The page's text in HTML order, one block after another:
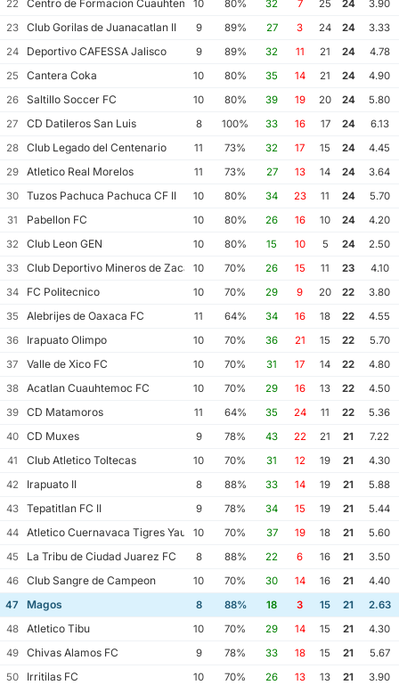
22 Centro de Formacion Cuauhtemoc Blanco
10 80% 32 7 25 24
3.90
23
Club Gorilas de Juanacatlan II 9 89% 27 3 24 24
3.33
24
Deportivo CAFESSA Jalisco 9 89% 32 11 21 24
4.78
25
Cantera Coka 10 80% 35 14 21 24
4.90
26
Saltillo Soccer FC 10 80% 39 19 20 24
5.80
27
CD Datileros San Luis 8 100% 33 16 17 24
6.13
28
Club Legado del Centenario 11 73% 32 17 15 24
4.45
29
Atletico Real Morelos 11 73% 27 13 14 24
3.64
30
Tuzos Pachuca Pachuca CF II 10 80% 34 23 11 24
5.70
31
Pabellon FC 10 80% 26 16 10 24
4.20
32
Club Leon GEN 10 80% 15 10 5 24
2.50
33
Club Deportivo Mineros de Zacatecas II
10 70% 26 15 11 23
4.10
34
FC Politecnico 10 70% 29 9 20 22
3.80
35
Alebrijes de Oaxaca FC 11 64% 34 16 18 22
4.55
36
Irapuato Olimpo 10 70% 36 21 15 22
5.70
37
Valle de Xico FC 10 70% 31 17 14 22
4.80
38
Acatlan Cuauhtemoc FC 10 70% 29 16 13 22
4.50
39
CD Matamoros 11 64% 35 24 11 22
5.36
40
CD Muxes 9 78% 43 22 21 21
7.22
41
Club Atletico Toltecas 10 70% 31 12 19 21
4.30
42
Irapuato II 8 88% 33 14 19 21
5.88
43
Tepatitlan FC II 9 78% 34 15 19 21
5.44
44
Atletico Cuernavaca Tigres Yautepec
10 70% 37 19 18 21
5.60
45
La Tribu de Ciudad Juarez FC 8 88% 22 6 16 21
3.50
46
Club Sangre de Campeon 10 70% 30 14 16 21
4.40
47
Magos 8 88% 18 3 15 21
2.63
48
Atletico Tibu 10 70% 29 14 15 21
4.30
49
Chivas Alamos FC 9 78% 33 18 15 21
5.67
50
Irritilas FC 10 70% 26 13 13 21
3.90